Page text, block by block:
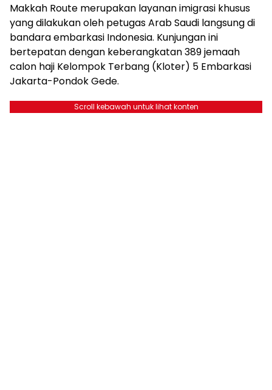
Makkah Route merupakan layanan imigrasi khusus
yang dilakukan oleh petugas Arab Saudi langsung di
bandara embarkasi Indonesia. Kunjungan ini
bertepatan dengan keberangkatan 389 jemaah
calon haji Kelompok Terbang (Kloter) 5 Embarkasi
Jakarta-Pondok Gede.
Scroll kebawah untuk lihat konten